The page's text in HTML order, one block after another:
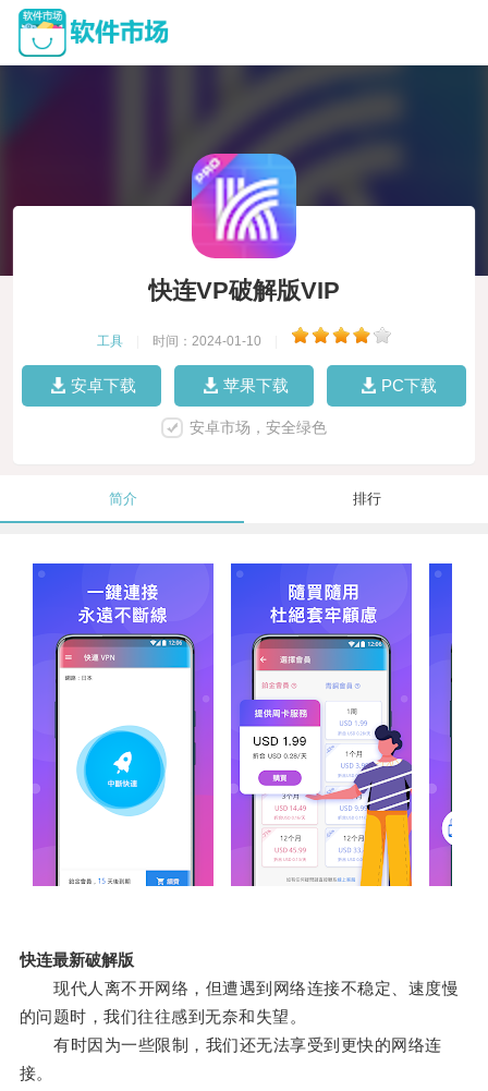
快连VP破解版VIP
工具 时间：2024-01-10
安卓下载 苹果下载 PC下载
安卓市场，安全绿色
简介 排行
快连最新破解版
现代人离不开网络，但遭遇到网络连接不稳定、速度慢
的问题时，我们往往感到无奈和失望。
有时因为一些限制，我们还无法享受到更快的网络连
接。